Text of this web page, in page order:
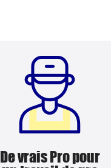
De vrais Pro pour